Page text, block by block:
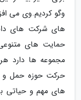
وگو کردیم.وی می
های شرکت های
حمایت های
مجموعه ها دارد
حرکت حوزه حمل و
های مهم و حیاتی